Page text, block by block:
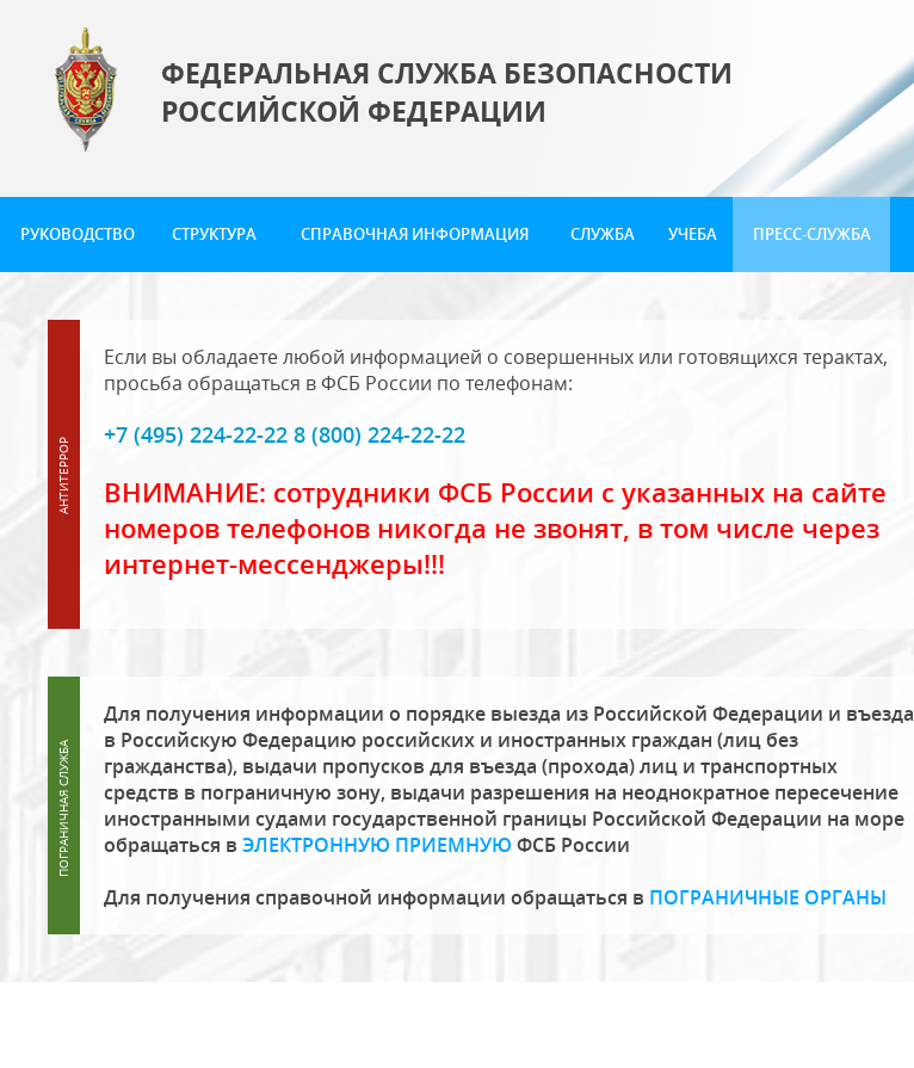
ФЕДЕРАЛЬНАЯ СЛУЖБА БЕЗОПАСНОСТИ
РОССИЙСКОЙ ФЕДЕРАЦИИ
РУКОВОДСТВО СТРУКТУРА СПРАВОЧНАЯ ИНФОРМАЦИЯ СЛУЖБА УЧЕБА ПРЕСС-СЛУЖБА
Если вы обладаете любой информацией о совершенных или готовящихся терактах,
просьба обращаться в ФСБ России по телефонам:
+7 (495) 224-22-22 8 (800) 224-22-22
ВНИМАНИЕ: сотрудники ФСБ России с указанных на сайте
номеров телефонов никогда не звонят, в том числе через
интернет-мессенджеры!!!
Для получения информации о порядке выезда из Российской Федерации и въезда
в Российскую Федерацию российских и иностранных граждан (лиц без
гражданства), выдачи пропусков для въезда (прохода) лиц и транспортных
средств в пограничную зону, выдачи разрешения на неоднократное пересечение
иностранными судами государственной границы Российской Федерации на море
обращаться в ЭЛЕКТРОННУЮ ПРИЕМНУЮ ФСБ России
Для получения справочной информации обращаться в ПОГРАНИЧНЫЕ ОРГАНЫ